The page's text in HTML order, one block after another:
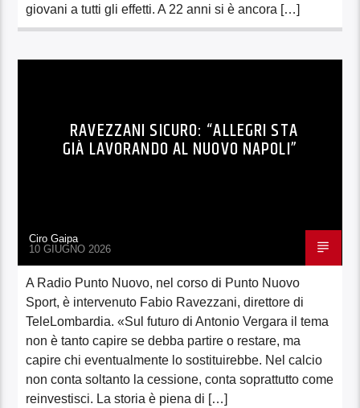
giovani a tutti gli effetti. A 22 anni si è ancora […]
RAVEZZANI SICURO: “ALLEGRI STA
GIÀ LAVORANDO AL NUOVO NAPOLI”
Ciro Gaipa
10 GIUGNO 2026
A Radio Punto Nuovo, nel corso di Punto Nuovo
Sport, è intervenuto Fabio Ravezzani, direttore di
TeleLombardia. «Sul futuro di Antonio Vergara il tema
non è tanto capire se debba partire o restare, ma
capire chi eventualmente lo sostituirebbe. Nel calcio
non conta soltanto la cessione, conta soprattutto come
reinvestisci. La storia è piena di […]